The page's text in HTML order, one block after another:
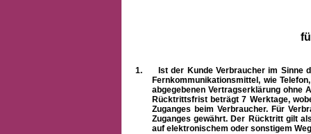
1.
Ist der Kunde Verbraucher im Sinne
Fernkommunikationsmittel, wie
abgegebenen Vertragserklärung ohne
Rücktrittsfrist beträgt 7 Werktage,
Zuganges beim Verbraucher. Für
Zuganges gewährt. Der Rücktritt gilt
auf elektronischem oder sonstigem